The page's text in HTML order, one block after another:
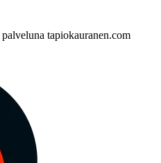
palveluna tapiokauranen.com